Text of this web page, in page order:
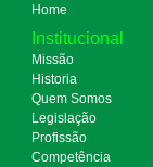
Home
Institucional
Missão
Historia
Quem Somos
Legislação
Profissão
Competência